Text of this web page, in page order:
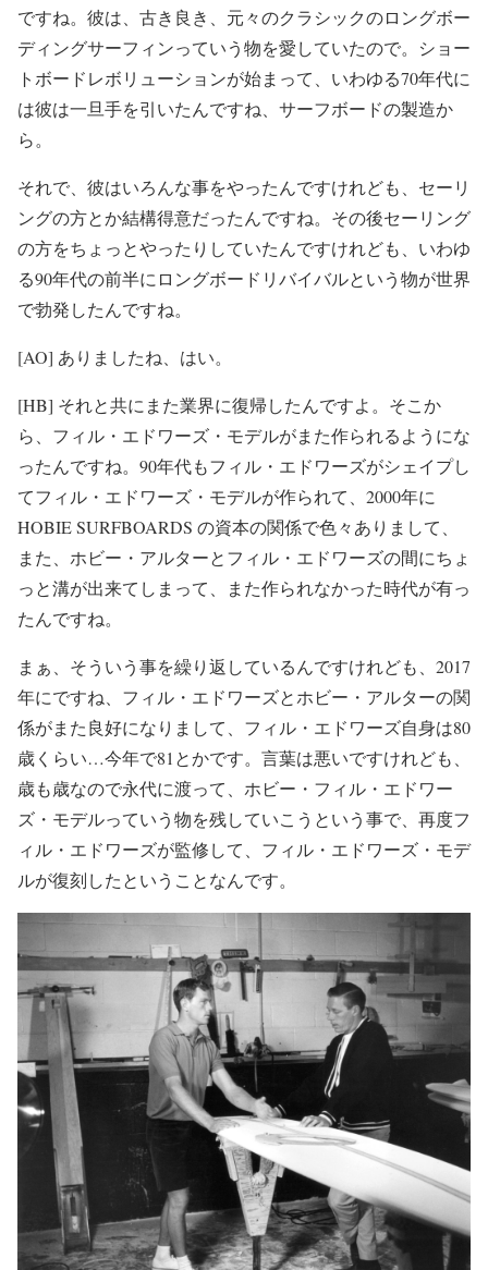
ですね。彼は、古き良き、元々のクラシックのロングボー
ディングサーフィンっていう物を愛していたので。ショー
トボードレボリューションが始まって、いわゆる70年代に
は彼は一旦手を引いたんですね、サーフボードの製造か
ら。
それで、彼はいろんな事をやったんですけれども、セーリ
ングの方とか結構得意だったんですね。その後セーリング
の方をちょっとやったりしていたんですけれども、いわゆ
る90年代の前半にロングボードリバイバルという物が世界
で勃発したんですね。
[AO] ありましたね、はい。
[HB] それと共にまた業界に復帰したんですよ。そこか
ら、フィル・エドワーズ・モデルがまた作られるようにな
ったんですね。90年代もフィル・エドワーズがシェイプし
てフィル・エドワーズ・モデルが作られて、2000年に
HOBIE SURFBOARDS の資本の関係で色々ありまして、
また、ホビー・アルターとフィル・エドワーズの間にちょ
っと溝が出来てしまって、また作られなかった時代が有っ
たんですね。
まぁ、そういう事を繰り返しているんですけれども、2017
年にですね、フィル・エドワーズとホビー・アルターの関
係がまた良好になりまして、フィル・エドワーズ自身は80
歳くらい…今年で81とかです。言葉は悪いですけれども、
歳も歳なので永代に渡って、ホビー・フィル・エドワー
ズ・モデルっていう物を残していこうという事で、再度フ
ィル・エドワーズが監修して、フィル・エドワーズ・モデ
ルが復刻したということなんです。